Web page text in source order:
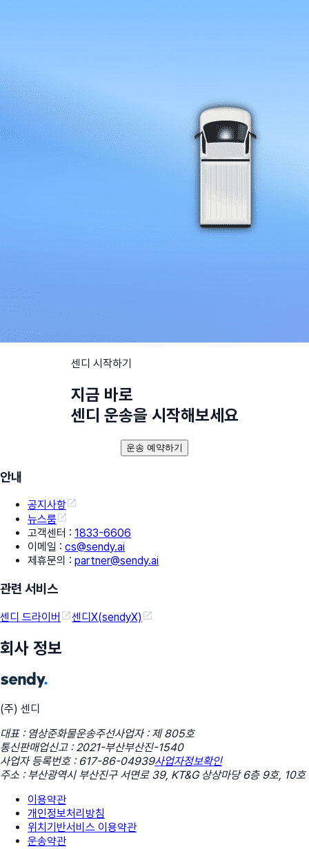
센디 시작하기
지금 바로
센디 운송을 시작해보세요
운송 예약하기
안내
공지사항
뉴스룸
고객센터 : 1833-6606
이메일 : cs@sendy.ai
제휴문의 : partner@sendy.ai
관련 서비스
센디 드라이버 센디X(sendyX)
회사 정보
(주) 센디
대표 : 염상준화물운송주선사업자 : 제 805호
통신판매업신고 : 2021-부산부산진-1540
사업자 등록번호 : 617-86-04939사업자정보확인
주소 : 부산광역시 부산진구 서면로 39, KT&G 상상마당 6층 9호, 10호
이용약관
개인정보처리방침
위치기반서비스 이용약관
운송약관